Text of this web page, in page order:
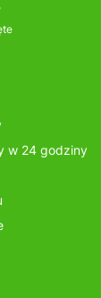
w 24 godziny